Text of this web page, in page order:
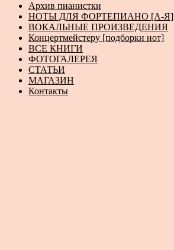
Архив пианистки
НОТЫ ДЛЯ ФОРТЕПИАНО [А-Я]
ВОКАЛЬНЫЕ ПРОИЗВЕДЕНИЯ
Концертмейстеру [подборки нот]
ВСЕ КНИГИ
ФОТОГАЛЕРЕЯ
СТАТЬИ
МАГАЗИН
Контакты